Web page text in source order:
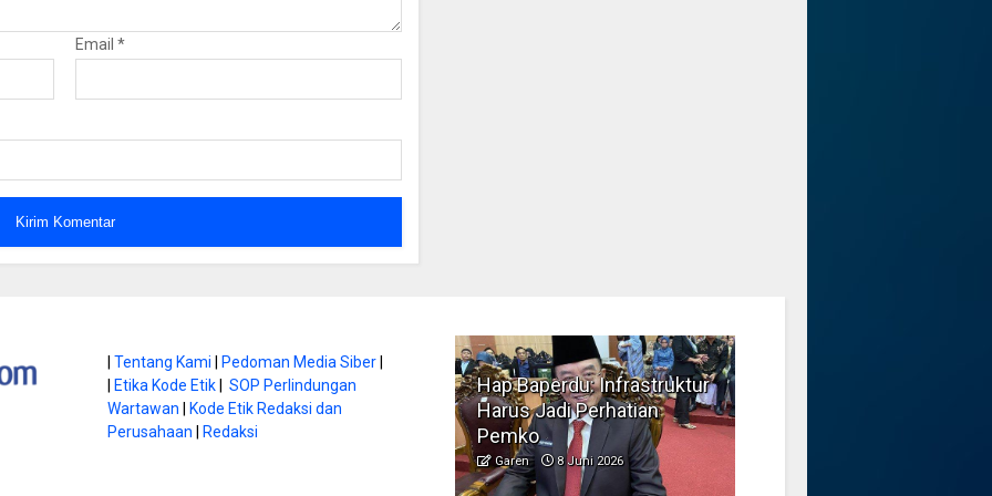
Email *
|Tentang Kami Pedoman Media Siber
Etika Kode Etik |SOP Perlindungan
Wartawan
Kode Etik Redaksi dan
Perusahaan
Redaksi
di Gunung
Ini
Literasi Jadi Bekal Utama
Siswa di Era Digital
Hap Baperdu: Infrastruktur
Harus Jadi Perhatian
Pemko
Garen 8 Juni 2026